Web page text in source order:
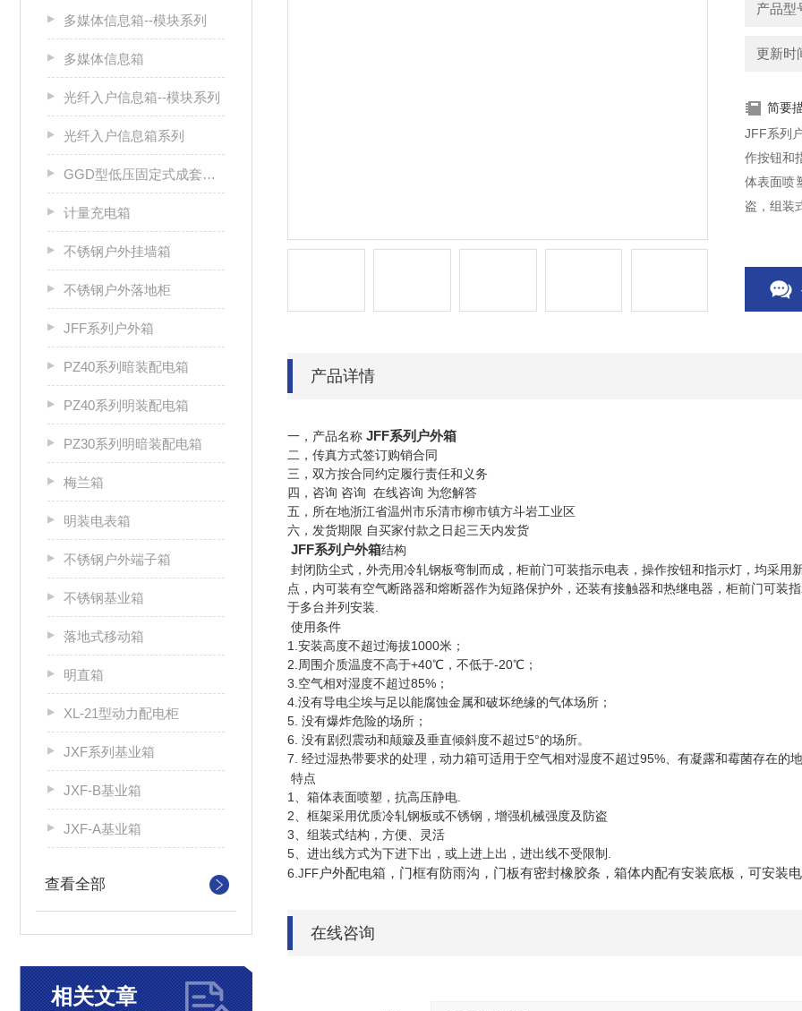
多媒体信息箱--模块系列
多媒体信息箱
光纤入户信息箱--模块系列
光纤入户信息箱系列
GGD型低压固定式成套开关设备
计量充电箱
不锈钢户外挂墙箱
不锈钢户外落地柜
JFF系列户外箱
PZ40系列暗装配电箱
PZ40系列明装配电箱
PZ30系列明暗装配电箱
梅兰箱
明装电表箱
不锈钢户外端子箱
不锈钢基业箱
落地式移动箱
明直箱
XL-21型动力配电柜
JXF系列基业箱
JXF-B基业箱
JXF-A基业箱
查看全部
相关文章
产品型
更新时
简要
JFF系列
作按钮和
体表面喷
盗，组装
产品详情
一，产品名称 JFF系列户外箱
二，传真方式签订购销合同
三，双方按合同约定履行责任和义务
四，咨询 咨询 在线咨询 为您解答
五，所在地浙江省温州市乐清市柳市镇方斗岩工业区
六，发货期限 自买家付款之日起三天内发货
JFF系列户外箱结构
封闭防尘式，外壳用冷轧钢板弯制而成，柜前门可装指示电表，操作按钮和指示灯， 均采用
点，内可装有空气断路器和熔断器作为短路保护外，还装有接触器和热继电器，柜前门可装
于多台并列安装.
使用条件
1.安装高度不超过海拔1000米；
2.周围介质温度不高于+40℃，不低于-20℃；
3.空气相对湿度不超过85%；
4.没有导电尘埃与足以能腐蚀金属和破坏绝缘的气体场所；
5. 没有爆炸危险的场所；
6. 没有剧烈震动和颠簸及垂直倾斜度不超过5°的场所。
7. 经过湿热带要求的处理，动力箱可适用于空气相对湿度不超过95%、有凝露和霉菌存在的
特点
1、箱体表面喷塑，抗高压静电.
2、框架采用优质冷轧钢板或不锈钢，增强机械强度及防盗
3、组装式结构，方便、灵活
5、进出线方式为下进下出，或上进上出，进出线不受限制.
6. JFF 户外配电箱，门框有防雨沟，门板有密封橡胶条，箱体内配有安装底板，可安装
在线咨询